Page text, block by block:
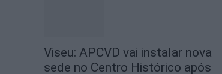
Viseu: APCVD vai instalar nova
sede no Centro Histórico após